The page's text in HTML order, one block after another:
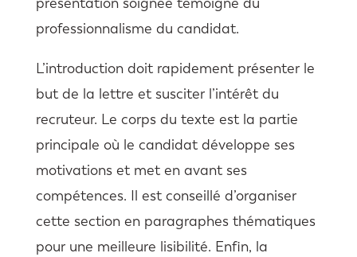
professionnalisme du candidat.
L’introduction doit rapidement présenter le
but de la lettre et susciter l’intérêt du
recruteur. Le corps du texte est la partie
principale où le candidat développe ses
motivations et met en avant ses
compétences. Il est conseillé d’organiser
cette section en paragraphes thématiques
pour une meilleure lisibilité. Enfin, la